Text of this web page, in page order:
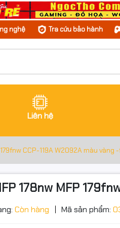
nghệ Tra cứu bảo hành
Liên hệ
CCP-119A W2092A màu vàng
178nw MFP
Còn hàng Mã sản phẩm: